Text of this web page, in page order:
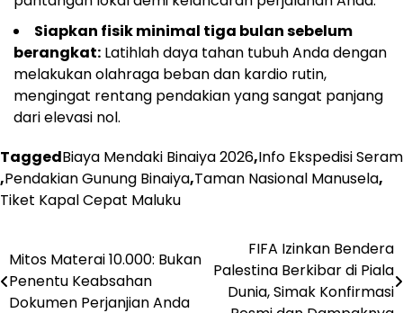
Siapkan fisik minimal tiga bulan sebelum
berangkat: Latihlah daya tahan tubuh Anda dengan
melakukan olahraga beban dan kardio rutin,
mengingat rentang pendakian yang sangat panjang
dari elevasi nol.
TaggedBiaya Mendaki Binaiya 2026,Info Ekspedisi Seram
,Pendakian Gunung Binaiya,Taman Nasional Manusela,
Tiket Kapal Cepat Maluku
Navigasi
pos
Mitos Materai 10.000: Bukan
Penentu Keabsahan
Dokumen Perjanjian Anda
FIFA Izinkan Bendera
Palestina Berkibar di Piala
Dunia, Simak Konfirmasi